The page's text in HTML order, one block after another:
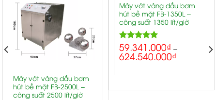
Máy vớt váng dầu bơm
hút bề mặt FB-2500L –
công suất 2500 lít/giờ
Máy vớt váng dầu bơm
hút bề mặt FB-1350L –
công suất 1350 lít/giờ
Rated5.00
out of 5
59.341.000₫ –
624.540.000₫